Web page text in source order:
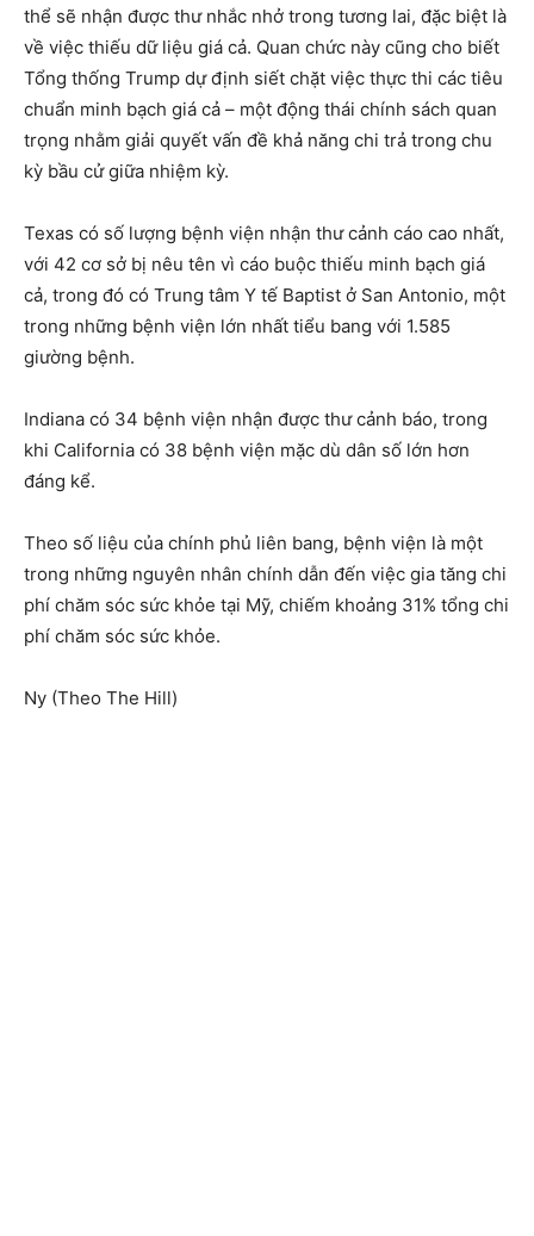
thể sẽ nhận được thư nhắc nhở trong tương lai, đặc biệt là
về việc thiếu dữ liệu giá cả. Quan chức này cũng cho biết
Tổng thống Trump dự định siết chặt việc thực thi các tiêu
chuẩn minh bạch giá cả – một động thái chính sách quan
trọng nhằm giải quyết vấn đề khả năng chi trả trong chu
kỳ bầu cử giữa nhiệm kỳ.
Texas có số lượng bệnh viện nhận thư cảnh cáo cao nhất,
với 42 cơ sở bị nêu tên vì cáo buộc thiếu minh bạch giá
cả, trong đó có Trung tâm Y tế Baptist ở San Antonio, một
trong những bệnh viện lớn nhất tiểu bang với 1.585
giường bệnh.
Indiana có 34 bệnh viện nhận được thư cảnh báo, trong
khi California có 38 bệnh viện mặc dù dân số lớn hơn
đáng kể.
Theo số liệu của chính phủ liên bang, bệnh viện là một
trong những nguyên nhân chính dẫn đến việc gia tăng chi
phí chăm sóc sức khỏe tại Mỹ, chiếm khoảng 31% tổng chi
phí chăm sóc sức khỏe.
Ny (Theo The Hill)